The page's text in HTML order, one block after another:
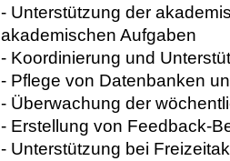
- Unterstützung der
akademischen Aufgaben
- Koordinierung und
- Pflege von Datenbanken
- Überwachung der
- Erstellung von Feedback-
- Unterstützung bei